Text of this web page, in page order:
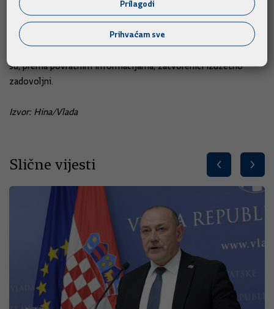
"Kod nas je u proteklih 11 mjeseci realizirano 130 takvih
posjeta. Imamo teoretski mogućnost srijedom, petkom i
nedjeljom da se održi 36 posjeta po 20 minuta", rekao je
su, prema povratnim informacijama, zatvorenici izuzetno
zadovoljni.
Izvor: Hina/Vlada
Slične vijesti
Prilagodi
Prihvaćam sve